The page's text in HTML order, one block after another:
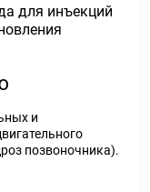
для инъекций
и
позвоночника).